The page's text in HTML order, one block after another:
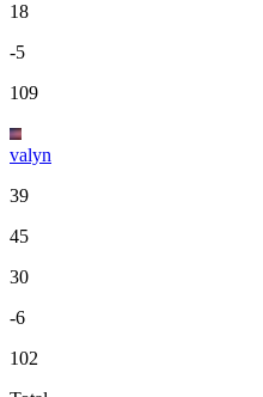
18
-5
109
valyn
39
45
30
-6
102